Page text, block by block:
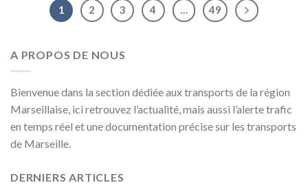
1 2 3 4 … 49
A PROPOS DE NOUS
Bienvenue dans la section dédiée aux transports de la région
Marseillaise, ici retrouvez l’actualité, mais aussi l’alerte trafic
en temps réel et une documentation précise sur les transports
de Marseille.
DERNIERS ARTICLES